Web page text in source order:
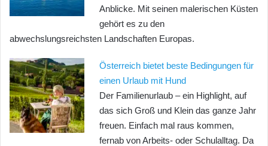
Anblicke. Mit seinen malerischen Küsten
gehört es zu den
abwechslungsreichsten Landschaften Europas.
Österreich bietet beste Bedingungen für
einen Urlaub mit Hund
Der Familienurlaub – ein Highlight, auf
das sich Groß und Klein das ganze Jahr
freuen. Einfach mal raus kommen,
fernab von Arbeits- oder Schulalltag. Da